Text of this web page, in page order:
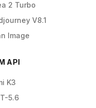
2 Turbo
V8.1
Image
API
K3
5.6